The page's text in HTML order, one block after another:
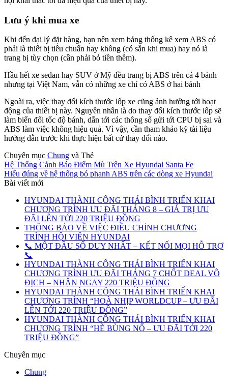
Lưu ý khi mua xe
Khi đến đại lý đặt hàng, bạn nên xem bảng thống kê xem ABS có
phải là thiết bị tiêu chuẩn hay không (có sẵn khi mua) hay nó là
trang bị tùy chọn (cần phải bỏ tiền thêm).
Hầu hết xe sedan hay SUV ở Mỹ đều trang bị ABS trên cả 4 bánh
nhưng tại Việt Nam, vẫn có những xe chỉ có ABS ở hai bánh
Ngoài ra, việc thay đổi kích thước lốp xe cũng ảnh hưởng tới hoạt
động của thiết bị này. Nguyên nhân là do thay đổi kích thước lốp sẽ
làm biến đổi tốc độ bánh, dẫn tới các thông số gửi tới CPU bị sai và
ABS làm việc không hiệu quả. Vì vậy, cần tham khảo kỹ tài liệu
hướng dẫn trước khi thực hiện bất cứ thay đổi nào.
Chuyên mục Chung và Thẻ
Hệ Thống Cảnh Báo Điểm Mù Trên Xe Hyundai Santa Fe
Hiểu đúng về hệ thống bó phanh ABS trên các dòng xe Hyundai
Bài viết mới
HYUNDAI THÀNH CÔNG THÁI BÌNH TRIỂN KHAI
CHƯƠNG TRÌNH ƯU ĐÃI THÁNG 8 – GIÁ TRỊ ƯU
ĐÃI LÊN TỚI 220 TRIỆU ĐỒNG
THÔNG BÁO VỀ VIỆC ĐIỀU CHỈNH CHƯƠNG
TRÌNH HỘI VIÊN HYUNDAI
📞 MỘT ĐẦU SỐ DUY NHẤT – KẾT NỐI MỌI HỖ TRỢ
📞
HYUNDAI THÀNH CÔNG THÁI BÌNH TRIỂN KHAI
CHƯƠNG TRÌNH ƯU ĐÃI THÁNG 7 CHỐT DEAL VÔ
ĐỊCH – NHẬN NGAY 220 TRIỆU ĐỒNG
HYUNDAI THÀNH CÔNG THÁI BÌNH TRIỂN KHAI
CHƯƠNG TRÌNH “HOÀ NHỊP WORLDCUP – ƯU ĐÃI
LÊN TỚI 220 TRIỆU ĐỒNG”
HYUNDAI THÀNH CÔNG THÁI BÌNH TRIỂN KHAI
CHƯƠNG TRÌNH “HÈ BÙNG NỔ – ƯU ĐÃI TỚI 220
TRIỆU ĐỒNG”
Chuyên mục
Chung